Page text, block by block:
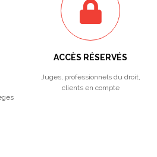
ACCÈS RÉSERVÉS
Juges, professionnels du droit,
clients en compte